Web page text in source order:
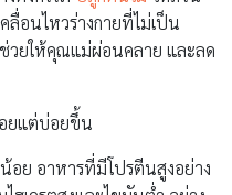
ลื่อนไหวร่างกายที่ไม่เป็น
วยให้คุณแม่ผ่อนคลาย และลด
ยแต่บ่อยขึ้น
อย อาหารที่มีโปรตีนสูงอย่าง